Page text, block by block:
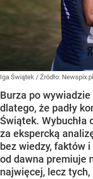
Iga Świątek / Źródło: Newspix.pl
Burza po wywiadzie
dlatego, że padły
Świątek. Wybuchła
za ekspercką
bez wiedzy, faktów
od dawna premiuje
najwięcej, lecz